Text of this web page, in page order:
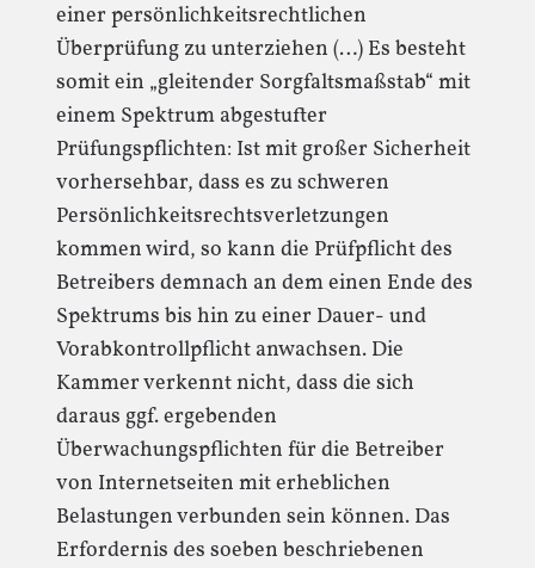
einer persönlichkeitsrechtlichen
Überprüfung zu unterziehen (…) Es besteht
somit ein „gleitender Sorgfaltsmaßstab“ mit
einem Spektrum abgestufter
Prüfungspflichten: Ist mit großer Sicherheit
vorhersehbar, dass es zu schweren
Persönlichkeitsrechtsverletzungen
kommen wird, so kann die Prüfpflicht des
Betreibers demnach an dem einen Ende des
Spektrums bis hin zu einer Dauer- und
Vorabkontrollpflicht anwachsen. Die
Kammer verkennt nicht, dass die sich
daraus ggf. ergebenden
Überwachungspflichten für die Betreiber
von Internetseiten mit erheblichen
Belastungen verbunden sein können. Das
Erfordernis des soeben beschriebenen